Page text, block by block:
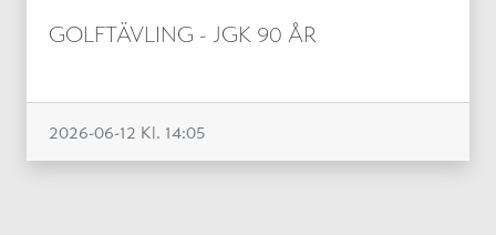
GOLFTÄVLING - JGK 90 ÅR
2026-06-12 Kl. 14:05